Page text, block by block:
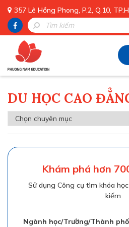
357 Lê Hồng Phong, P.2, Q.10,
DU HỌC CAO
Khám phá hơn
Sử dụng Công cụ tìm khóa
kiếm
Ngành học/Trường/Thành phố